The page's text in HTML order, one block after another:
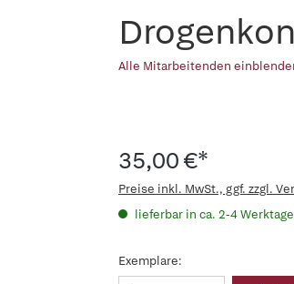
Alle Mitarbeitenden
35,00 €*
Preise inkl. MwSt., ggf. zzgl.
lieferbar in ca. 2-4
Exemplare: